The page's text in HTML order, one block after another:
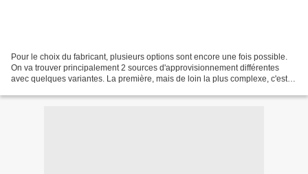
Pour le choix du fabricant, plusieurs options sont encore une fois possible.
On va trouver principalement 2 sources d'approvisionnement différentes
avec quelques variantes. La première, mais de loin la plus complexe, c'est